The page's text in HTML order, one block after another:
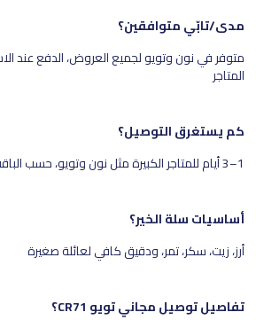
مدى/تابّي متوافقين؟
متوفر في نون وتويو لجميع العروض، الدفع عند
المتاجر
كم يستغرق التوصيل؟
1–3 أيام للمتاجر الكبيرة مثل نون وتويو، حسب الباقة
أساسيات سلة الخير؟
أرز، زيت، سكر، تمر، ودقيق كافي لعائلة صغيرة
تفاصيل توصيل مجاني تويو CR71؟